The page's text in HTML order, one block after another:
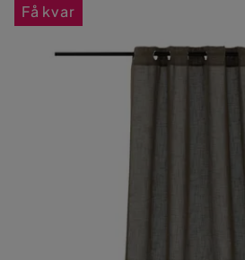
Få kvar